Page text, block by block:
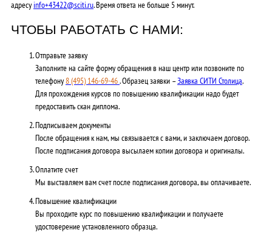
адресу info+43422@sciti.ru. Время ответа не больше 5 минут.
ЧТОБЫ РАБОТАТЬ С НАМИ:
Отправьте заявку
Заполните на сайте форму обращения в наш центр или позвоните по
телефону8 (495) 146-69-46. Образец заявки –Заявка СИТИ Столица.
Для прохождения курсов по повышению квалификации надо будет
предоставить скан диплома.
Подписываем документы
После обращения к нам, мы связывается с вами, и заключаем договор.
После подписания договора высылаем копии договора и оригиналы.
Оплатите счет
Мы выставляем вам счет после подписания договора, вы оплачиваете.
Повышение квалификации
Вы проходите курс по повышению квалификации и получаете
удостоверение установленного образца.